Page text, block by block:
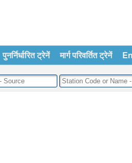
पुनर्निर्धारित ट्रेनें मार्ग परिवर्तित ट्रेनें